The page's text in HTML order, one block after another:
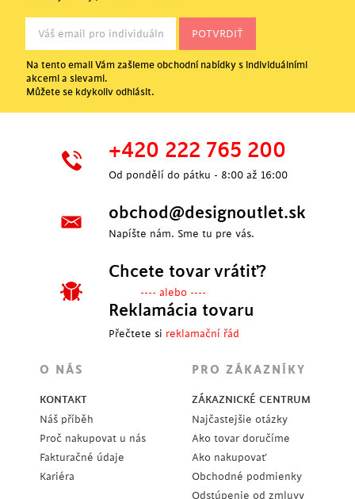
Na tento email Vám zašleme obchodní nabídky s individuálními
akcemi a slevami.
Můžete se kdykoliv odhlásit.
+420 222 765 200
Od pondělí do pátku - 8:00 až 16:00
obchod@designoutlet.sk
Napíšte nám. Sme tu pre vás.
Chcete tovar vrátiť?
---- alebo ----
Reklamácia tovaru
Přečtete si reklamační řád
O NÁS
KONTAKT
Náš příběh
Proč nakupovat u nás
Fakturačné údaje
Kariéra
PRO ZÁKAZNÍKY
ZÁKAZNICKÉ CENTRUM
Najčastejšie otázky
Ako tovar doručíme
Ako nakupovať
Obchodné podmienky
Odstúpenie od zmluvy